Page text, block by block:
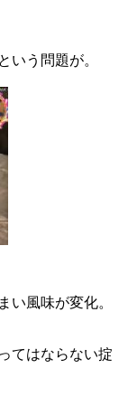
いう問題が。
い風味が変化。
てはならない掟